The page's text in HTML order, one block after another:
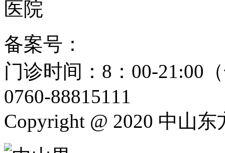
备案号：
门诊时间：8：00-21:00
0760-88815111
Copyright @ 2020 中山